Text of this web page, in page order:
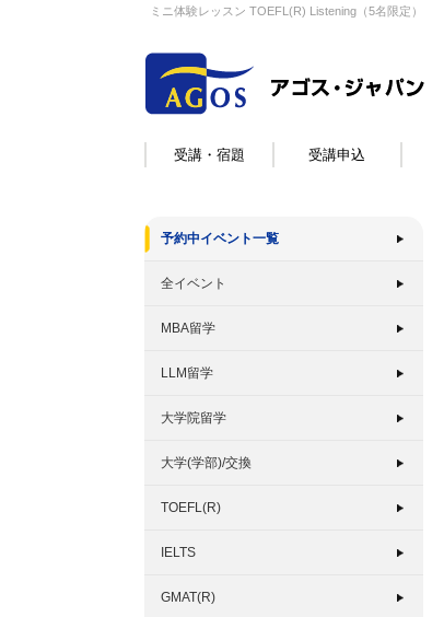
ミニ体験レッスン TOEFL(R) Listening（5名限定）
受講・宿題 受講申込
予約中イベント一覧
全イベント
MBA留学
LLM留学
大学院留学
大学(学部)/交換
TOEFL(R)
IELTS
GMAT(R)